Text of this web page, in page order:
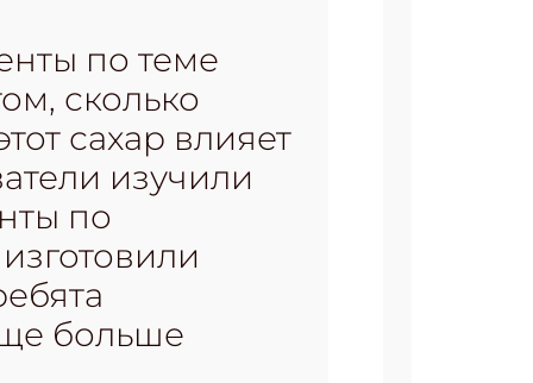
по теме
сколько
сахар влияет
изучили
по
больше